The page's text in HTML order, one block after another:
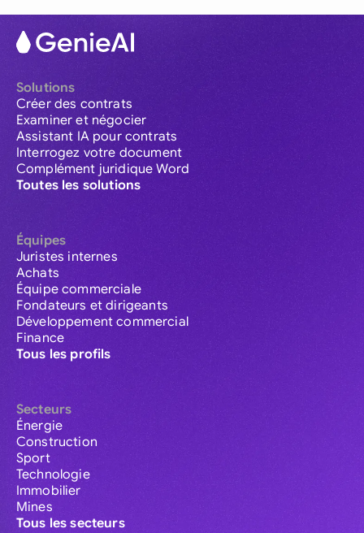
Solutions
Créer des contrats
Examiner et négocier
Assistant IA pour contrats
Interrogez votre document
Complément juridique Word
Toutes les solutions
Équipes
Juristes internes
Achats
Équipe commerciale
Fondateurs et dirigeants
Développement commercial
Finance
Tous les profils
Secteurs
Énergie
Construction
Sport
Technologie
Immobilier
Mines
Tous les secteurs